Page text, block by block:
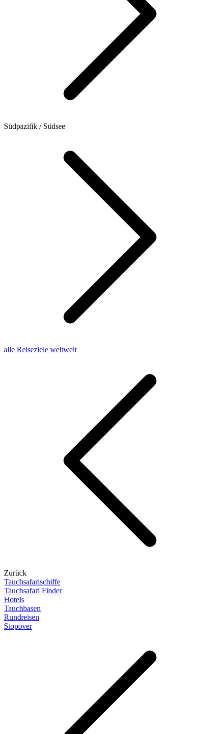
Südpazifik / Südsee
alle Reiseziele weltweit
Zurück
Tauchsafarischiffe
Tauchsafari Finder
Hotels
Tauchbasen
Rundreisen
Stopover